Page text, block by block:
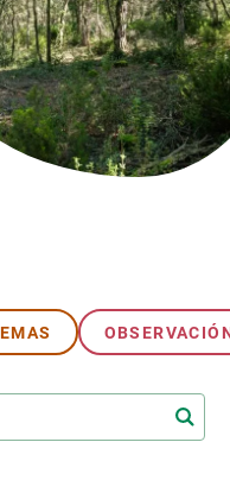
ERC
de másteres y doctorado
o sabático
donde crecer
de carrera